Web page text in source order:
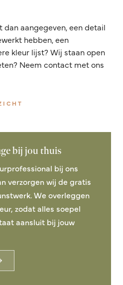
aangegeven, een detail
hebben, een
kleur lijst? Wij staan open
Neem contact met ons
bij jou thuis
bij ons
verzorgen wij de gratis
We overleggen
zodat alles soepel
aansluit bij jouw